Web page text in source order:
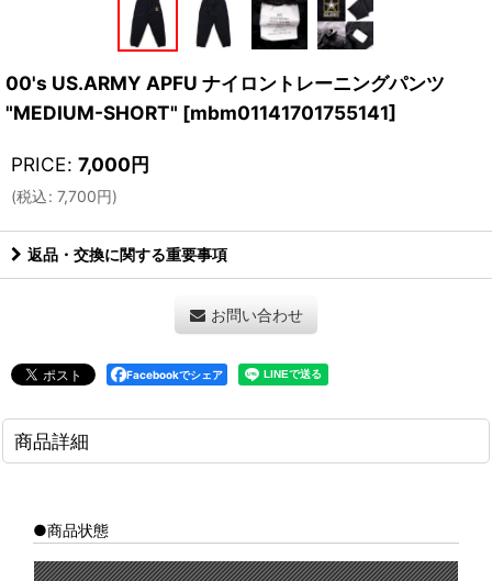
00's US.ARMY APFU ナイロントレーニングパンツ
"MEDIUM-SHORT" [mbm01141701755141]
PRICE: 7,000円
(税込: 7,700円)
返品・交換に関する重要事項
お問い合わせ
Facebookでシェア
商品詳細
●商品状態